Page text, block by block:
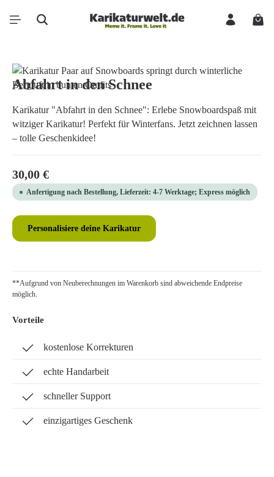
Zum Hauptinhalt springen
Bildergalerie überspringen
Abfahrt in den Schnee
Karikatur "Abfahrt in den Schnee": Erlebe Snowboardspaß mit
witziger Karikatur! Perfekt für Winterfans. Jetzt zeichnen lassen
– tolle Geschenkidee!
Regulärer Preis:
30,00 €
Anfertigung nach Bestellung, Lieferzeit: 4-7 Werktage; Express möglich
Personalisiere deine Karikatur
**Aufgrund von Neuberechnungen im Warenkorb sind abweichende Endpreise
möglich.
Vorteile
kostenlose Korrekturen
echte Handarbeit
schneller Support
einzigartiges Geschenk